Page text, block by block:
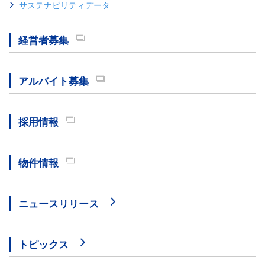
サステナビリティデータ
経営者募集
アルバイト募集
採用情報
物件情報
ニュースリリース
トピックス